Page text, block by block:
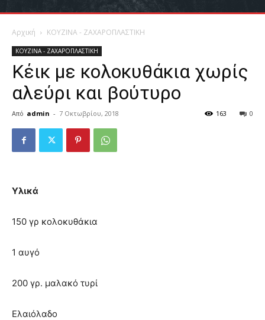
Αρχική ΚΟΥΖΙΝΑ - ΖΑΧΑΡΟΠΛΑΣΤΙΚΗ
ΚΟΥΖΙΝΑ - ΖΑΧΑΡΟΠΛΑΣΤΙΚΗ
Κέικ με κολοκυθάκια χωρίς
αλεύρι και βούτυρο
Από admin - 7 Οκτωβρίου, 2018 0
163
Υλικά
150 γρ κολοκυθάκια
1 αυγό
200 γρ. μαλακό τυρί
Ελαιόλαδο